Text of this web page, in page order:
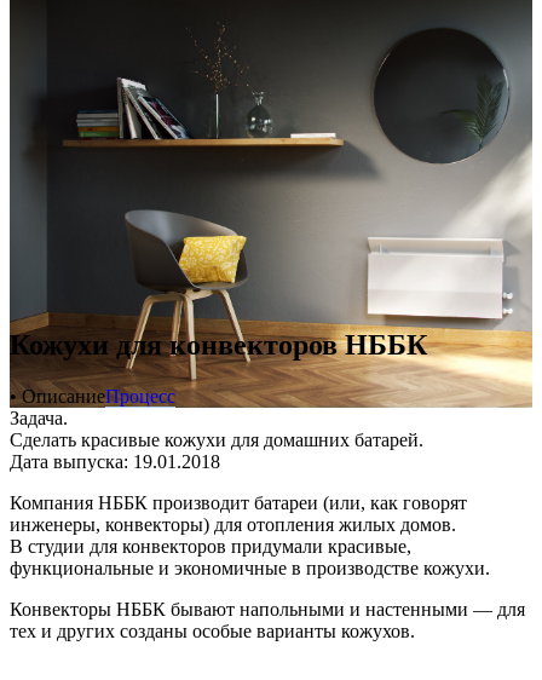
Кожухи для конвекторов НББК
• ОписаниеПроцесс
Задача.
Сделать красивые кожухи для домашних батарей.
Дата выпуска: 19.01.2018
Компания НББК производит батареи (или, как говорят
инженеры, конвекторы) для отопления жилых домов.
В студии для конвекторов придумали красивые,
функциональные и экономичные в производстве кожухи.
Конвекторы НББК бывают напольными и настенными — для
тех и других созданы особые варианты кожухов.